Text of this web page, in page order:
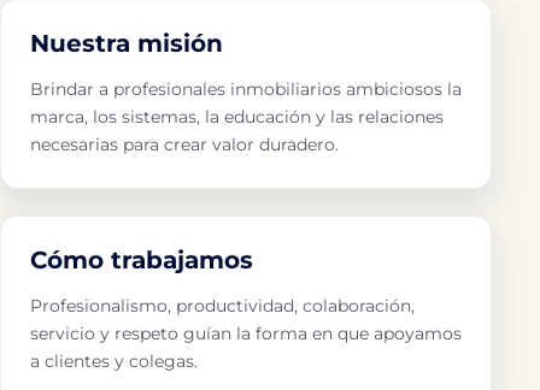
Nuestra misión
Brindar a profesionales inmobiliarios ambiciosos la
marca, los sistemas, la educación y las relaciones
necesarias para crear valor duradero.
Cómo trabajamos
Profesionalismo, productividad, colaboración,
servicio y respeto guían la forma en que apoyamos
a clientes y colegas.